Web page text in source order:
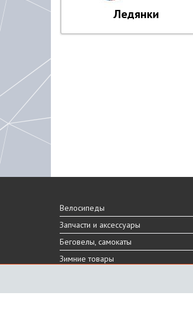
Ледянки
Велосипеды
Запчасти и аксессуары
Беговелы, самокаты
Зимние товары